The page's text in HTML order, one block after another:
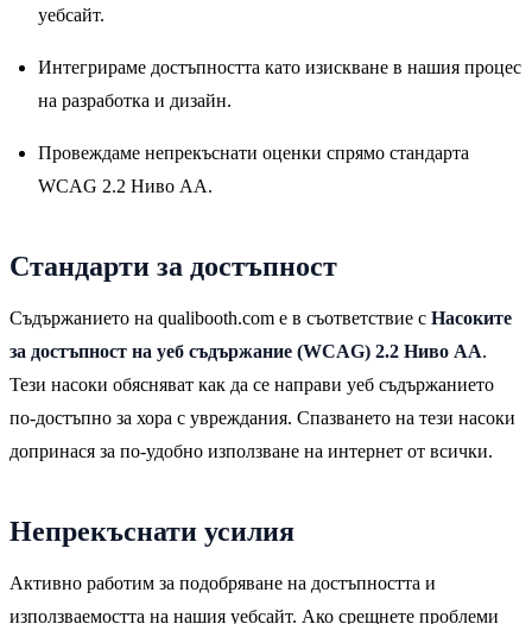
уебсайт.
Интегрираме достъпността като изискване в нашия процес
на разработка и дизайн.
Провеждаме непрекъснати оценки спрямо стандарта
WCAG 2.2 Ниво AA.
Стандарти за достъпност
Съдържанието на qualibooth.com е в съответствие с Насоките
за достъпност на уеб съдържание (WCAG) 2.2 Ниво AA.
Тези насоки обясняват как да се направи уеб съдържанието
по-достъпно за хора с увреждания. Спазването на тези насоки
допринася за по-удобно използване на интернет от всички.
Непрекъснати усилия
Активно работим за подобряване на достъпността и
използваемостта на нашия уебсайт. Ако срещнете проблеми